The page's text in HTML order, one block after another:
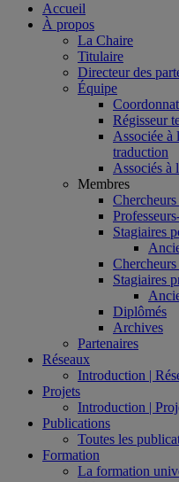
Accueil
À propos
La Chaire
Titulaire
Directeur des
Équipe
Régisseur
Associée à
traduction
Associés à
Membres
Chercheurs
Stagiaires
Stagiaires
Diplômés
Archives
Partenaires
Réseaux
Introduction |
Projets
Introduction |
Publications
Toutes les
Formation
La formation